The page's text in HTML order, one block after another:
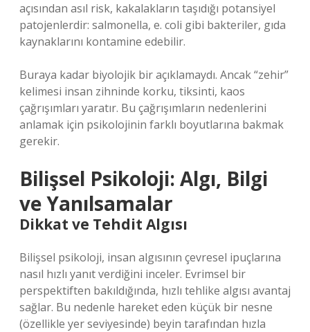
açısından asıl risk, kakalakların taşıdığı potansiyel
patojenlerdir: salmonella, e. coli gibi bakteriler, gıda
kaynaklarını kontamine edebilir.
Buraya kadar biyolojik bir açıklamaydı. Ancak “zehir”
kelimesi insan zihninde korku, tiksinti, kaos
çağrışımları yaratır. Bu çağrışımların nedenlerini
anlamak için psikolojinin farklı boyutlarına bakmak
gerekir.
Bilişsel Psikoloji: Algı, Bilgi
ve Yanılsamalar
Dikkat ve Tehdit Algısı
Bilişsel psikoloji, insan algısının çevresel ipuçlarına
nasıl hızlı yanıt verdiğini inceler. Evrimsel bir
perspektiften bakıldığında, hızlı tehlike algısı avantaj
sağlar. Bu nedenle hareket eden küçük bir nesne
(özellikle yer seviyesinde) beyin tarafından hızla